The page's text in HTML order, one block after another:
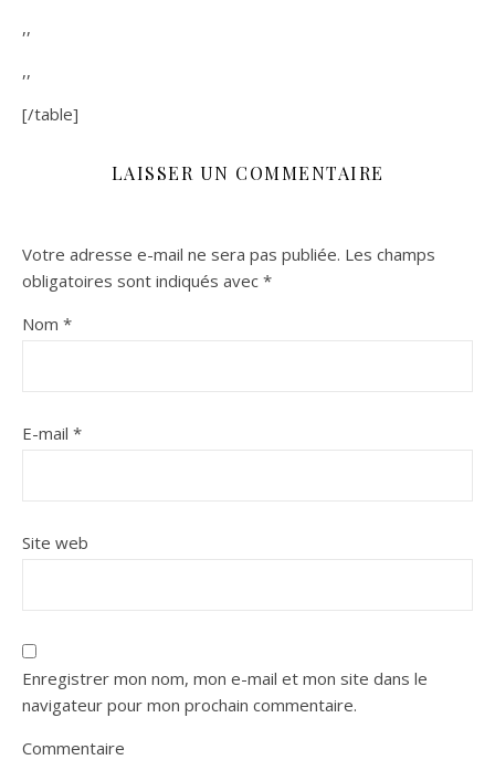
,,
,,
[/table]
LAISSER UN COMMENTAIRE
Votre adresse e-mail ne sera pas publiée. Les champs
obligatoires sont indiqués avec *
Nom *
E-mail *
Site web
Enregistrer mon nom, mon e-mail et mon site dans le
navigateur pour mon prochain commentaire.
Commentaire